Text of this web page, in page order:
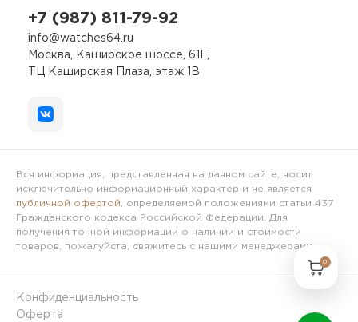
+7 (987) 811-79-92
info@watches64.ru
Москва, Каширское шоссе, 61Г,
ТЦ Каширская Плаза, этаж 1В
Вся информация, представленная на данном сайте, носит
исключительно информационный характер и не является
публичной офертой , определяемой положениями статьи 437
Гражданского кодекса Российской Федерации. Для
получения точной информации о наличии и стоимости
товаров, пожалуйста, свяжитесь с нашими менеджерами.
Конфиденциальность
Оферта
0